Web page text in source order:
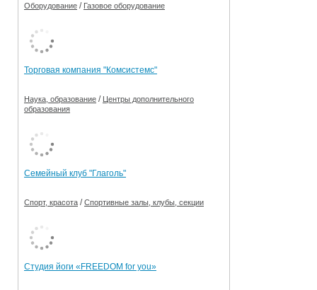
Оборудование / Газовое оборудование
Торговая компания "Комсистемс"
Наука, образование / Центры дополнительного
образования
Семейный клуб "Глаголь"
Спорт, красота /Спортивные залы, клубы, секции
Студия йоги «FREEDOM for you»